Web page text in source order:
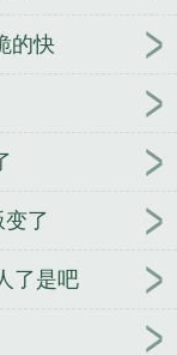
内容
最最简
奥特曼原来这边
边是简单模式
的简单的奥特
播放最简单的
曼游戏
奥特曼
最简单的奥特
的快
了
了是吧